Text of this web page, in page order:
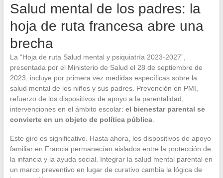
Salud mental de los padres: la
hoja de ruta francesa abre una
brecha
La “Hoja de ruta Salud mental y psiquiatría 2023-2027”,
presentada por el Ministerio de Salud el 28 de septiembre de
2023, incluye por primera vez medidas específicas sobre la
salud mental de los niños y sus padres. Prevención en PMI,
refuerzo de los dispositivos de apoyo a la parentalidad,
intervenciones en el ámbito escolar: el bienestar parental se
convierte en un objeto de política pública.
Este giro es significativo. Hasta ahora, los dispositivos de apoyo
familiar en Francia permanecían aislados entre la protección de
la infancia y la ayuda social. Integrar la salud mental parental en
un marco preventivo en lugar de curativo cambia la lógica de